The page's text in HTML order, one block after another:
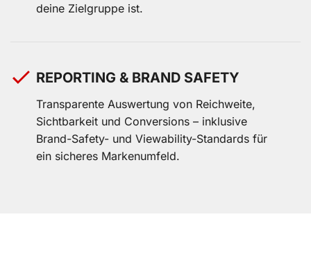
deine Zielgruppe ist.
REPORTING & BRAND SAFETY
Transparente Auswertung von Reichweite,
Sichtbarkeit und Conversions – inklusive
Brand-Safety- und Viewability-Standards für
ein sicheres Markenumfeld.